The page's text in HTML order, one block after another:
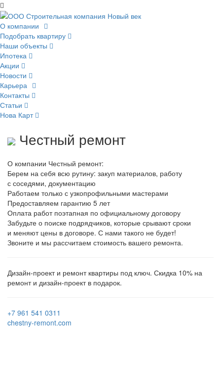
О компании
Подобрать квартиру
Наши объекты
Ипотека
Акции
Новости
Карьера
Контакты
Статьи
Нова Карт
Честный ремонт
О компании Честный ремонт:
Берем на себя всю рутину: закуп материалов, работу
с соседями, документацию
Работаем только с узкопрофильными мастерами
Предоставляем гарантию 5 лет
Оплата работ поэтапная по официальному договору
Забудьте о поиске подрядчиков, которые срывают сроки
и меняют цены в договоре. С нами такого не будет!
Звоните и мы рассчитаем стоимость вашего ремонта.
Дизайн-проект и ремонт квартиры под ключ. Скидка 10% на
ремонт и дизайн-проект в подарок.
+7 961 541 0311
chestny-remont.com